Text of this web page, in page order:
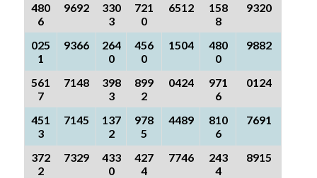
480
6
9692
330
3
721
0
6512
158
8
9320
025
1
9366
264
0
456
0
1504
480
0
9882
561
7
7148
398
3
899
2
0424
971
6
0124
451
3
7145
137
2
978
5
4489
810
6
7691
372
2
7329
433
0
427
4
7746
243
4
8915